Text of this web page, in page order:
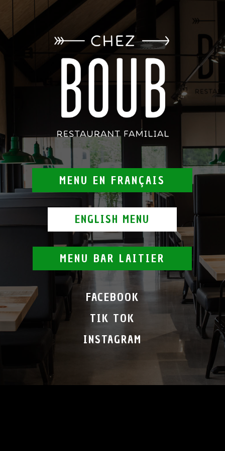
MENU EN FRANÇAIS
ENGLISH MENU
MENU BAR LAITIER
FACEBOOK
TIK TOK
INSTAGRAM